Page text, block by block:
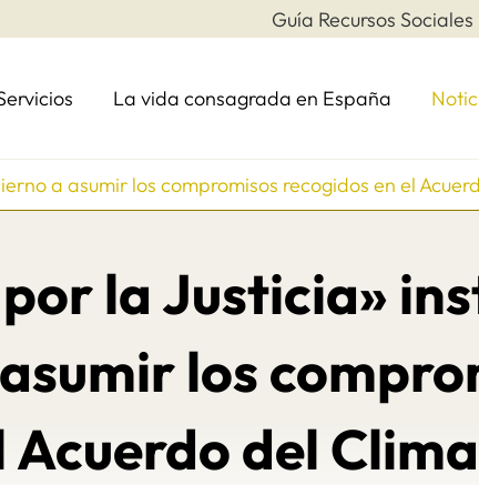
Guía Recursos Sociales
La vida consagrada en España
a asumir los compromisos recogidos en el
la Justicia»
los
Acuerdo del